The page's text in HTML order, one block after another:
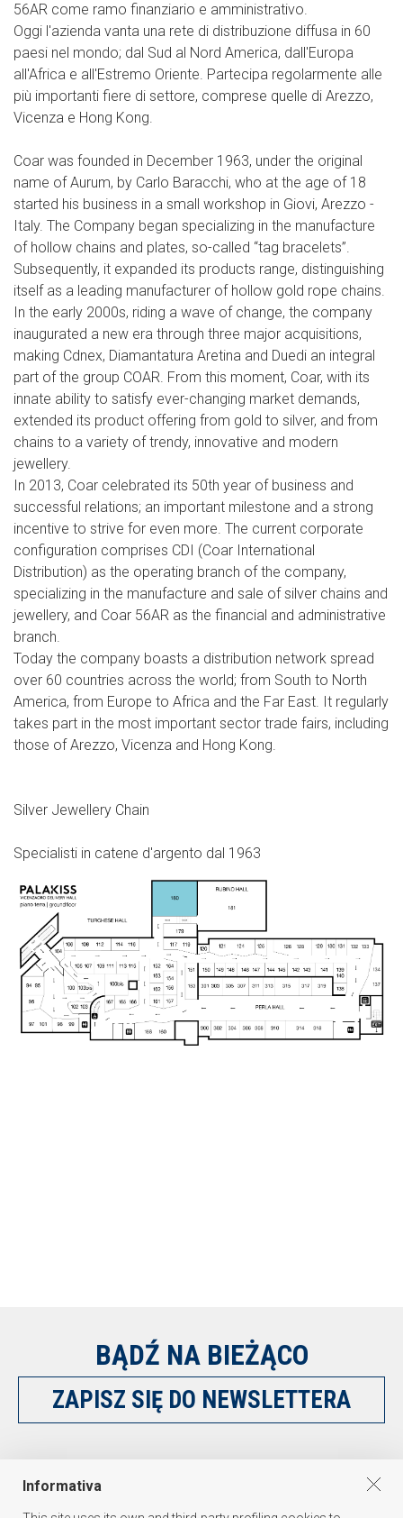
56AR come ramo finanziario e amministrativo.
Oggi l'azienda vanta una rete di distribuzione diffusa in 60
paesi nel mondo; dal Sud al Nord America, dall'Europa
all'Africa e all'Estremo Oriente. Partecipa regolarmente alle
più importanti fiere di settore, comprese quelle di Arezzo,
Vicenza e Hong Kong.
Coar was founded in December 1963, under the original
name of Aurum, by Carlo Baracchi, who at the age of 18
started his business in a small workshop in Giovi, Arezzo -
Italy. The Company began specializing in the manufacture
of hollow chains and plates, so-called “tag bracelets”.
Subsequently, it expanded its products range, distinguishing
itself as a leading manufacturer of hollow gold rope chains.
In the early 2000s, riding a wave of change, the company
inaugurated a new era through three major acquisitions,
making Cdnex, Diamantatura Aretina and Duedi an integral
part of the group COAR. From this moment, Coar, with its
innate ability to satisfy ever-changing market demands,
extended its product offering from gold to silver, and from
chains to a variety of trendy, innovative and modern
jewellery.
In 2013, Coar celebrated its 50th year of business and
successful relations; an important milestone and a strong
incentive to strive for even more. The current corporate
configuration comprises CDI (Coar International
Distribution) as the operating branch of the company,
specializing in the manufacture and sale of silver chains and
jewellery, and Coar 56AR as the financial and administrative
branch.
Today the company boasts a distribution network spread
over 60 countries across the world; from South to North
America, from Europe to Africa and the Far East. It regularly
takes part in the most important sector trade fairs, including
those of Arezzo, Vicenza and Hong Kong.
Silver Jewellery Chain
Specialisti in catene d'argento dal 1963
BĄDŹ NA BIEŻĄCO
ZAPISZ SIĘ DO NEWSLETTERA
Informativa